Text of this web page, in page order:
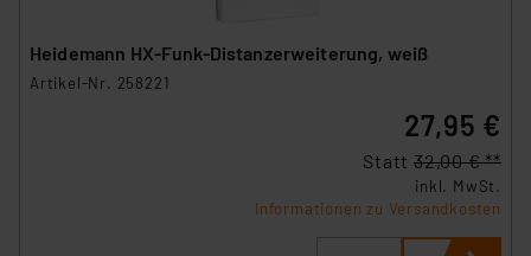
Heidemann HX-Funk-Distanzerweiterung, weiß
Artikel-Nr. 258221
27,95 €
Statt 32,00 € **
inkl. MwSt.
Informationen zu Versandkosten